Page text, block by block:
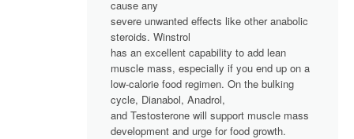
cause any
severe unwanted effects like other anabolic
steroids. Winstrol
has an excellent capability to add lean
muscle mass, especially if you end up on a
low-calorie food regimen. On the bulking
cycle, Dianabol, Anadrol,
and Testosterone will support muscle mass
development and urge for food growth.